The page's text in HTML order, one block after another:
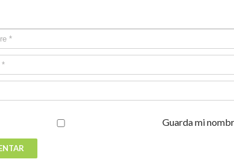
Guarda mi